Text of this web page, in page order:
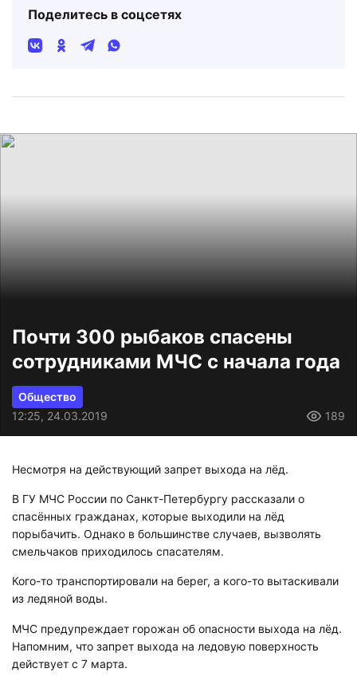
Поделитесь в соцсетях
Почти 300 рыбаков спасены
сотрудниками МЧС с начала года
Общество
12:25, 24.03.2019
189
Несмотря на действующий запрет выхода на лёд.
В ГУ МЧС России по Санкт-Петербургу рассказали о
спасённых гражданах, которые выходили на лёд
порыбачить. Однако в большинстве случаев, вызволять
смельчаков приходилось спасателям.
Кого-то транспортировали на берег, а кого-то вытаскивали
из ледяной воды.
МЧС предупреждает горожан об опасности выхода на лёд.
Напомним, что запрет выхода на ледовую поверхность
действует с 7 марта.